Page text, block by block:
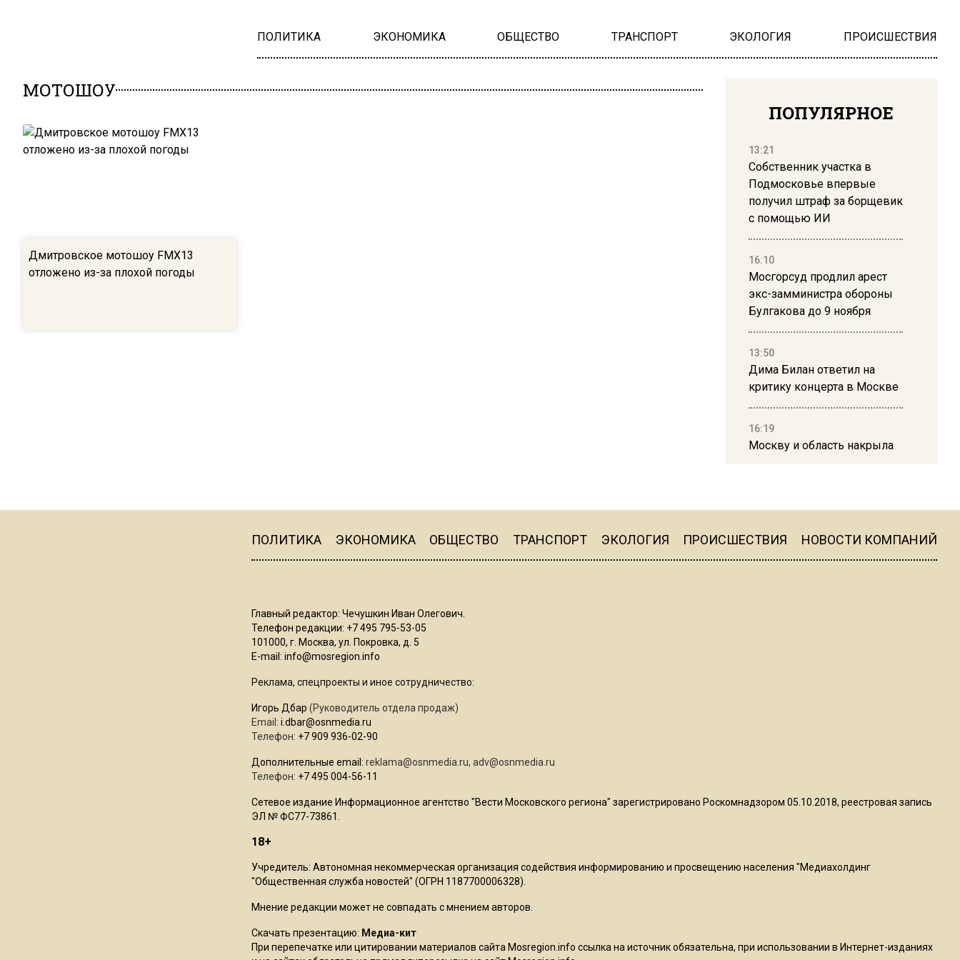
ПОЛИТИКА ЭКОНОМИКА ОБЩЕСТВО ТРАНСПОРТ ЭКОЛОГИЯ ПРОИСШЕСТВИЯ
МОТОШОУ
Дмитровское мотошоу FMX13
отложено из-за плохой погоды
ПОПУЛЯРНОЕ
13:21
Собственник участка в
Подмосковье впервые
получил штраф за борщевик
с помощью ИИ
16:10
Мосгорсуд продлил арест
экс-замминистра обороны
Булгакова до 9 ноября
13:50
Дима Билан ответил на
критику концерта в Москве
16:19
Москву и область накрыла
ограничат движение на
13:50
«Химок»
ПОЛИТИКА ЭКОНОМИКА ОБЩЕСТВО ТРАНСПОРТ ЭКОЛОГИЯ ПРОИСШЕСТВИЯ НОВОСТИ КОМПАНИЙ
Главный редактор: Чечушкин Иван Олегович.
Телефон редакции: +7 495 795-53-05
101000, г. Москва, ул. Покровка, д. 5
E-mail: info@mosregion.info
Реклама, спецпроекты и иное сотрудничество:
Игорь Дбар (Руководитель отдела продаж)
Email: i.dbar@osnmedia.ru
Телефон: +7 909 936-02-90
Дополнительные email: reklama@osnmedia.ru, adv@osnmedia.ru
Телефон: +7 495 004-56-11
Сетевое издание Информационное агентство "Вести Московского региона" зарегистрировано Роскомнадзором 05.10.2018, реестровая запись
ЭЛ № ФС77-73861.
18+
Учредитель: Автономная некоммерческая организация содействия информированию и просвещению населения "Медиахолдинг
"Общественная служба новостей" (ОГРН 1187700006328).
Мнение редакции может не совпадать с мнением авторов.
Скачать презентацию: Медиа-кит
При перепечатке или цитировании материалов сайта Mosregion.info ссылка на источник обязательна, при использовании в Интернет-изданиях